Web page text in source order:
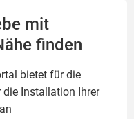
mit
finden
bietet für die
Installation Ihrer